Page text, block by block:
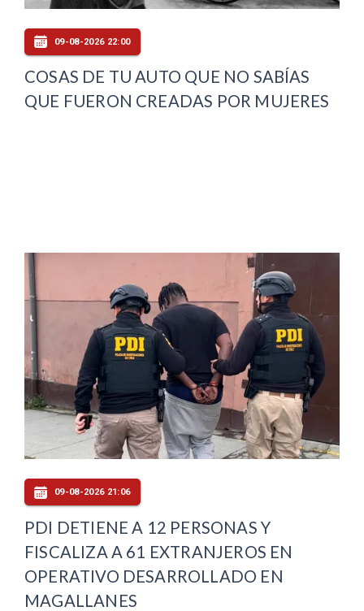
09-08-2026 22:00
COSAS DE TU AUTO QUE NO SABÍAS
QUE FUERON CREADAS POR MUJERES
09-08-2026 21:06
PDI DETIENE A 12 PERSONAS Y
FISCALIZA A 61 EXTRANJEROS EN
OPERATIVO DESARROLLADO EN
MAGALLANES